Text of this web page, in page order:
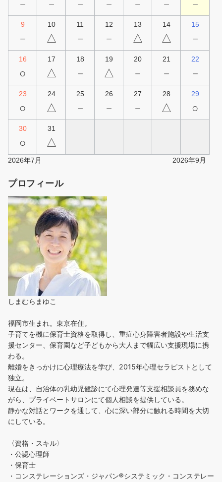
－ － － － － － －
9
－
10
△
11
－
12
－
13
△
14
△
15
－
16
○
17
△
18
－
19
△
20
－
21
－
22
－
23
○
24
△
25
－
26
－
27
－
28
△
29
○
30
○
31
△
2026年7月 2026年9月
プロフィール
しまむらまゆこ
福岡市生まれ。東京在住。
子育てを機に保育士資格を取得し、重症心身障害者施設や生活支
援センター、保育園など子どもから大人まで幅広い支援現場に携
わる。
離婚をきっかけに心理療法を学び、2015年心理セラピストとして
独立。
現在は、自治体の乳幼児健診にて心理発達等支援相談員を務めな
がら、プライベートサロンにて個人相談を提供している。
静かな対話とワークを通して、心に深い部分に触れる時間を大切
にしている。
〈資格・スキル〉
・公認心理師
・保育士
・コンステレーションズ・ジャパン®︎システミック・コンステレー